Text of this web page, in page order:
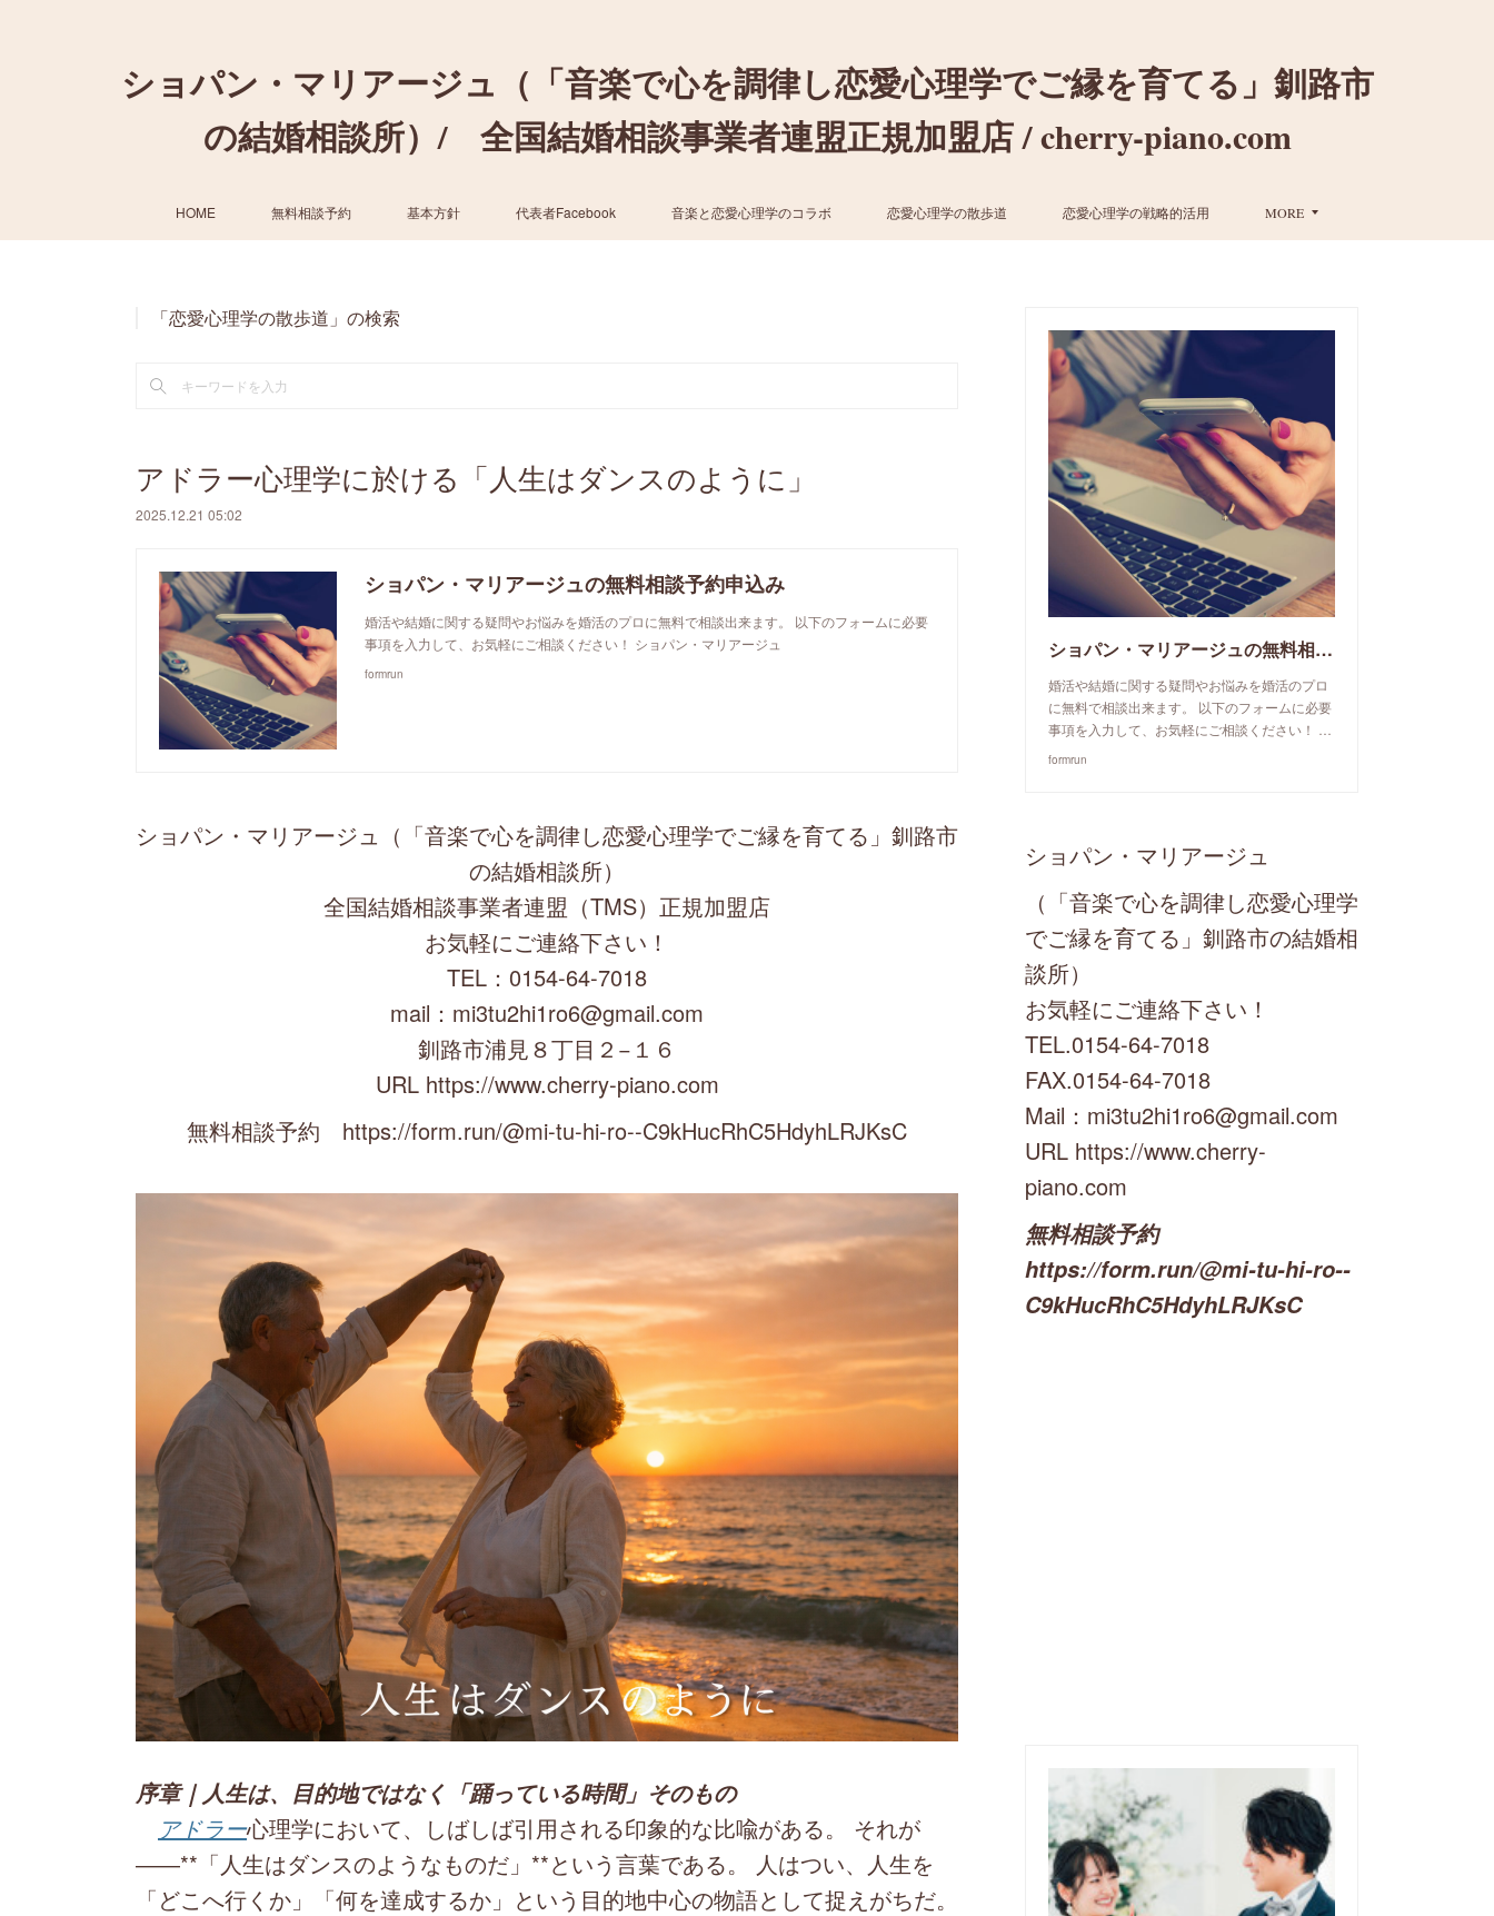
ショパン・マリアージュ（「音楽で心を調律し恋愛心理学でご縁を育てる」釧路市
の結婚相談所）/ 全国結婚相談事業者連盟正規加盟店 / cherry-piano.com
HOME 無料相談予約 基本方針 代表者Facebook 音楽と恋愛心理学のコラボ 恋愛心理学の散歩道 恋愛心理学の戦略的活用 MORE
「恋愛心理学の散歩道」の検索
アドラー心理学に於ける「人生はダンスのように」
2025.12.21 05:02
ショパン・マリアージュの無料相談予約申込み
婚活や結婚に関する疑問やお悩みを婚活のプロに無料で相談出来ます。 以下のフォームに必要
事項を入力して、お気軽にご相談ください！ ショパン・マリアージュ
formrun
ショパン・マリアージュ（「音楽で心を調律し恋愛心理学でご縁を育てる」釧路市
の結婚相談所）
全国結婚相談事業者連盟（TMS）正規加盟店
お気軽にご連絡下さい！
TEL：0154-64-7018
mail：mi3tu2hi1ro6@gmail.com
釧路市浦見８丁目２−１６
URL https://www.cherry-piano.com
無料相談予約 https://form.run/@mi-tu-hi-ro--C9kHucRhC5HdyhLRJKsC
序章｜人生は、目的地ではなく「踊っている時間」そのもの
アドラー心理学において、しばしば引用される印象的な比喩がある。 それが
――**「人生はダンスのようなものだ」**という言葉である。 人はつい、人生を
「どこへ行くか」「何を達成するか」という目的地中心の物語として捉えがちだ。
ショパン・マリアージュの無料相談予約申込み
婚活や結婚に関する疑問やお悩みを婚活のプロ
に無料で相談出来ます。 以下のフォームに必要
事項を入力して、お気軽にご相談ください！ …
formrun
ショパン・マリアージュ
（「音楽で心を調律し恋愛心理学
でご縁を育てる」釧路市の結婚相
談所）
お気軽にご連絡下さい！
TEL.0154-64-7018
FAX.0154-64-7018
Mail：mi3tu2hi1ro6@gmail.com
URL https://www.cherry-
piano.com
無料相談予約
https://form.run/@mi-tu-hi-ro--
C9kHucRhC5HdyhLRJKsC